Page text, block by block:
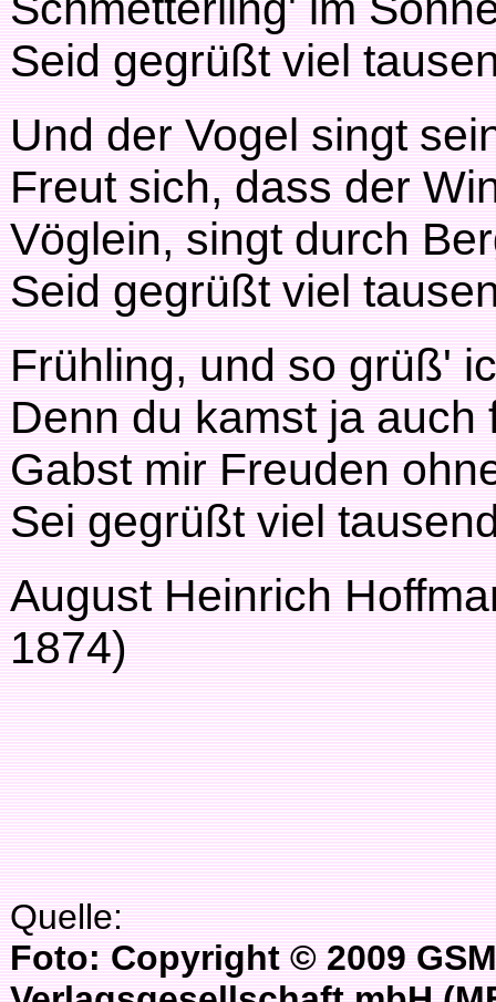
Seid gegrüßt viel
Und der Vogel singt
Freut sich, dass der
Vöglein, singt durch
Seid gegrüßt viel
Frühling, und so grüß'
Denn du kamst ja auch
Gabst mir Freuden
Sei gegrüßt viel
August Heinrich
1874)
Quelle:
Foto: Copyright © 2009